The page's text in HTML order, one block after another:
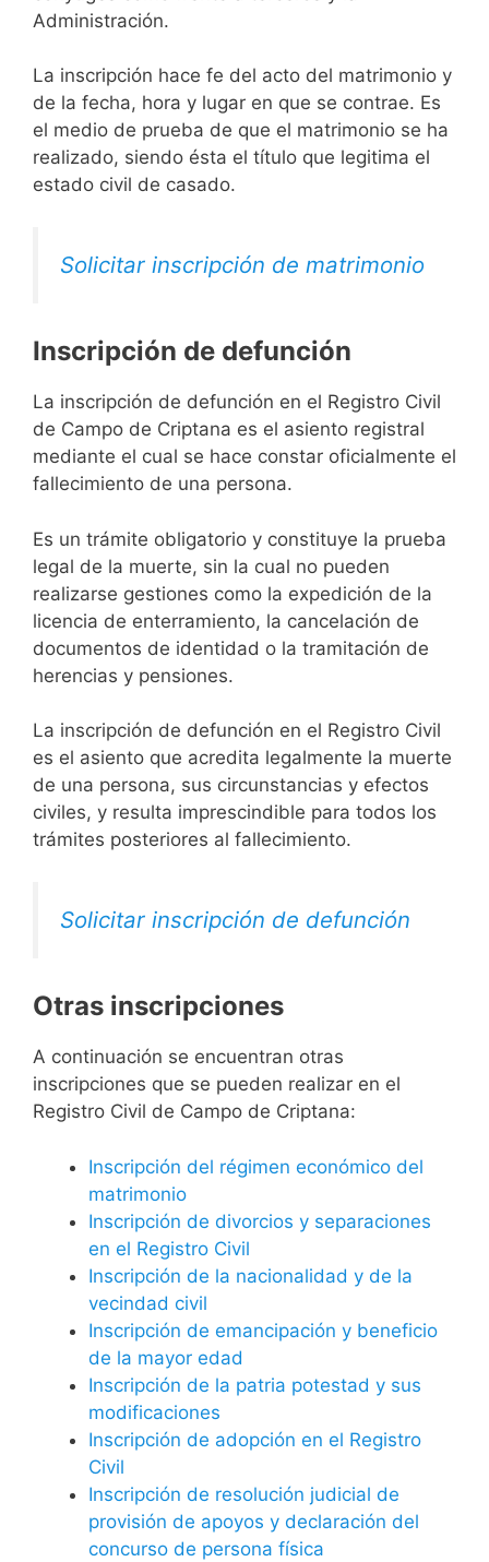
Administración.
La inscripción hace fe del acto del matrimonio y
de la fecha, hora y lugar en que se contrae. Es
el medio de prueba de que el matrimonio se ha
realizado, siendo ésta el título que legitima el
estado civil de casado.
Solicitar inscripción de matrimonio
Inscripción de defunción
La inscripción de defunción en el Registro Civil
de Campo de Criptana es el asiento registral
mediante el cual se hace constar oficialmente el
fallecimiento de una persona.
Es un trámite obligatorio y constituye la prueba
legal de la muerte, sin la cual no pueden
realizarse gestiones como la expedición de la
licencia de enterramiento, la cancelación de
documentos de identidad o la tramitación de
herencias y pensiones.
La inscripción de defunción en el Registro Civil
es el asiento que acredita legalmente la muerte
de una persona, sus circunstancias y efectos
civiles, y resulta imprescindible para todos los
trámites posteriores al fallecimiento.
Solicitar inscripción de defunción
Otras inscripciones
A continuación se encuentran otras
inscripciones que se pueden realizar en el
Registro Civil de Campo de Criptana:
Inscripción del régimen económico del
matrimonio
Inscripción de divorcios y separaciones
en el Registro Civil
Inscripción de la nacionalidad y de la
vecindad civil
Inscripción de emancipación y beneficio
de la mayor edad
Inscripción de la patria potestad y sus
modificaciones
Inscripción de adopción en el Registro
Civil
Inscripción de resolución judicial de
provisión de apoyos y declaración del
concurso de persona física